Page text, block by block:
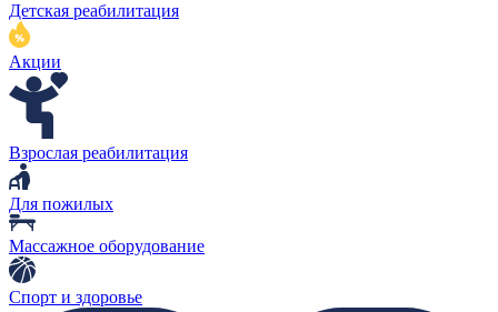
Детская реабилитация
Акции
Взрослая реабилитация
Для пожилых
Массажное оборудование
Спорт и здоровье